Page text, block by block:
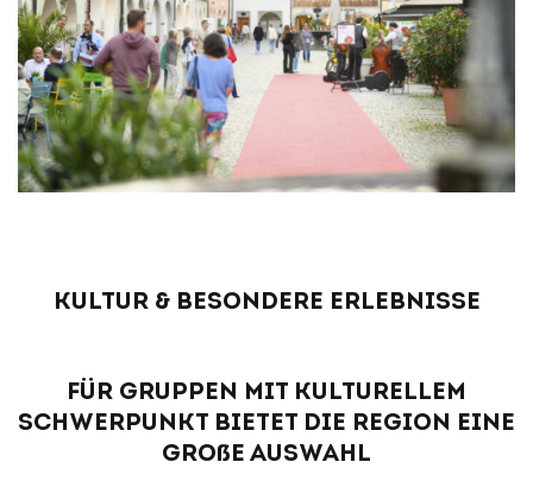
Kultur & besondere Erlebnisse
Für Gruppen mit kulturellem
Schwerpunkt bietet die Region eine
große Auswahl